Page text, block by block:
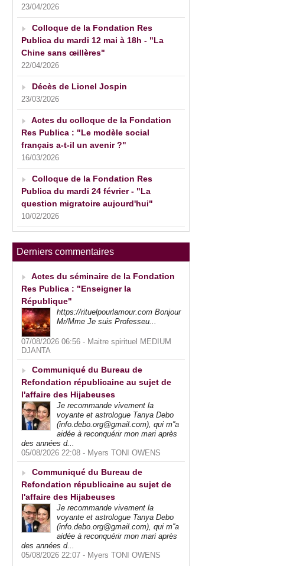
23/04/2026
Colloque de la Fondation Res
Publica du mardi 12 mai à 18h - "La
Chine sans œillères"
22/04/2026
Décès de Lionel Jospin
23/03/2026
Actes du colloque de la Fondation
Res Publica : "Le modèle social
français a-t-il un avenir ?"
16/03/2026
Colloque de la Fondation Res
Publica du mardi 24 février - "La
question migratoire aujourd'hui"
10/02/2026
Derniers commentaires
Actes du séminaire de la Fondation
Res Publica : "Enseigner la
République"
https://rituelpourlamour.com Bonjour
Mr/Mme Je suis Professeu...
07/08/2026 06:56 - Maitre spirituel MEDIUM
DJANTA
Communiqué du Bureau de
Refondation républicaine au sujet de
l'affaire des Hijabeuses
Je recommande vivement la
voyante et astrologue Tanya Debo
(info.debo.org@gmail.com), qui m''a
aidée à reconquérir mon mari après
des années d...
05/08/2026 22:08 - Myers TONI OWENS
Communiqué du Bureau de
Refondation républicaine au sujet de
l'affaire des Hijabeuses
Je recommande vivement la
voyante et astrologue Tanya Debo
(info.debo.org@gmail.com), qui m''a
aidée à reconquérir mon mari après
des années d...
05/08/2026 22:07 - Myers TONI OWENS